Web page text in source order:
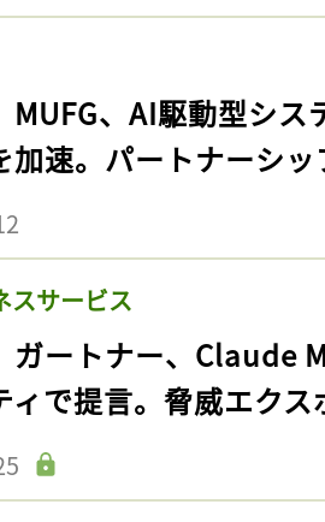
MUFG、AI駆動型シ
加速。パートナーシ
スサービス
ガートナー、Claude
ィで提言。脅威エク
をお気に入りに
ログイン